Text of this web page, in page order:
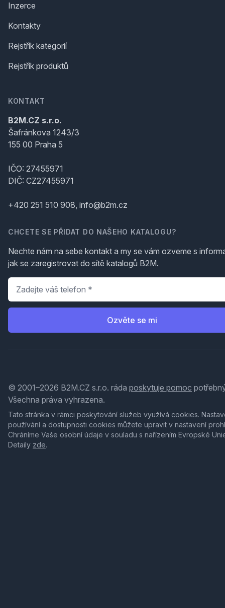
Inzerce
Kontakty
Rejstřík kategorií
Rejstřík produktů
KONTAKT
B2M.CZ s.r.o.
Šafránkova 1243/3
155 00 Praha 5
IČO: 27455971
DIČ: CZ27455971
+420 251 510 908, info@b2m.cz
CHCETE SE PŘIDAT DO NAŠEHO KATALOGU?
Nechte nám na sebe kontakt a my se vám ozveme s
jak se zaregistrovat do sítě katalogů B2M.
Telefon
Ozvěte se mi
© 2001–2026 B2M.CZ s.r.o. ráda poskytuje pomoc
Všechna práva vyhrazena.
Tato stránka v rámci poskytování služeb využívá cookies.
používání a dostupnosti cookies můžete upravit v nastavení
Chráníme Vaše osobní údaje v souladu s nařízením Evropské
Detaily zde.